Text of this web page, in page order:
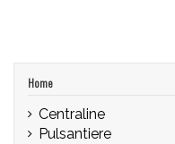
Home
Centraline
Pulsantiere